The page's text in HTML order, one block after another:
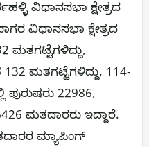
ವಿಧಾನಸಭಾ ಕ್ಷೇತ್ರದ
ವಿಧಾನಸಭಾ ಕ್ಷೇತ್ರದ
ಮತಗಟ್ಟೆಗಳಿದ್ದು,
132 ಮತಗಟ್ಟೆಗಳಿದ್ದು, 114-
ಪುರುಷರು 22986,
ಮತದಾರರು ಇದ್ದಾರೆ.
ಮ್ಯಾಪಿಂಗ್